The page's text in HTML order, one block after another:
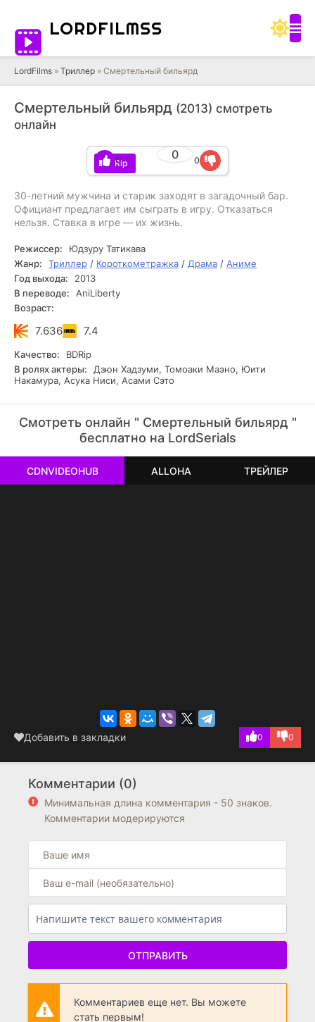
LORDFILMSS
LordFilms » Триллер » Смертельный бильярд
Смертельный бильярд (2013) смотреть
онлайн
BDRip
0
0 0
30-летний мужчина и старик заходят в загадочный бар.
Официант предлагает им сыграть в игру. Отказаться
нельзя. Ставка в игре — их жизнь.
Режиссер:
Юдзуру Татикава
Жанр:
Триллер / Короткометражка / Драма / Аниме
Год выхода:
2013
В переводе:
AniLiberty
Возраст:
7.636 7.4
Качество:
BDRip
В ролях актеры:
Дзюн Хадзуми, Томоаки Маэно, Юити
Накамура, Асука Ниси, Асами Сэто
Смотреть онлайн " Смертельный бильярд "
бесплатно на LordSerials
РЕКЛАМА
РЕКЛАМА
РЕКЛАМА
РЕКЛАМА
CDNVIDEOHUB ALLOHA ТРЕЙЛЕР
Добавить в закладки 0 0
Комментарии (0)
Минимальная длина комментария - 50 знаков.
Комментарии модерируются
ОТПРАВИТЬ
Комментариев еще нет. Вы можете
стать первым!